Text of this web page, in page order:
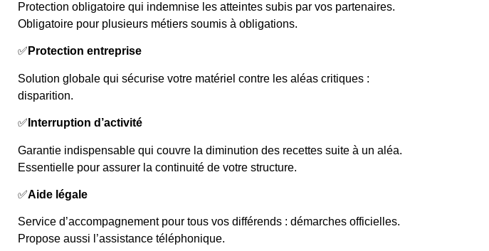
Protection obligatoire qui indemnise les atteintes subis par vos partenaires.
Obligatoire pour plusieurs métiers soumis à obligations.
✅ Protection entreprise
Solution globale qui sécurise votre matériel contre les aléas critiques :
disparition.
✅ Interruption d’activité
Garantie indispensable qui couvre la diminution des recettes suite à un aléa.
Essentielle pour assurer la continuité de votre structure.
✅Aide légale
Service d’accompagnement pour tous vos différends : démarches officielles.
Propose aussi l’assistance téléphonique.